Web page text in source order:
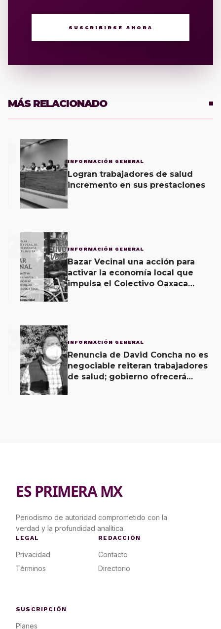
SUSCRIBIRSE AHORA
MÁS RELACIONADO
INFORMACIÓN GENERAL
Logran trabajadores de salud
incremento en sus prestaciones
2 INFORMACIÓN GENERAL
Bazar Vecinal una acción para
activar la economía local que
impulsa el Colectivo Oaxaca
3 INFORMACIÓN GENERAL
Renuncia de David Concha no es
negociable reiteran trabajadores
de salud; gobierno ofrecerá
ES PRIMERA MX
Periodismo de autoridad comprometido con la
verdad y la profundidad analítica.
LEGAL
Privacidad
Términos
REDACCIÓN
Contacto
Directorio
SUSCRIPCIÓN
Planes